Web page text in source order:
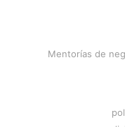
Mentorías de